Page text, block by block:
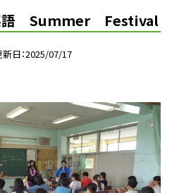
Summer Festival
新日 2025/07/17